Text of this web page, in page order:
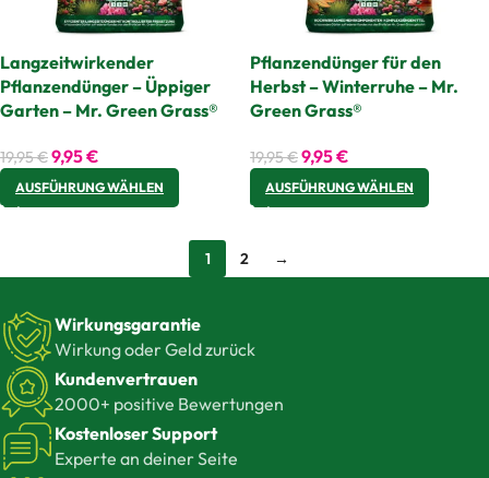
Langzeitwirkender
Pflanzendünger – Üppiger
Garten – Mr. Green Grass®
19,95€9,95€
AUSFÜHRUNG WÄHLEN
Pflanzendünger für den
Herbst – Winterruhe – Mr.
Green Grass®
19,95€9,95€
AUSFÜHRUNG WÄHLEN
1 2 →
Wirkungsgarantie
Wirkung oder Geld zurück
Kundenvertrauen
2000+ positive Bewertungen
Kostenloser Support
Experte an deiner Seite